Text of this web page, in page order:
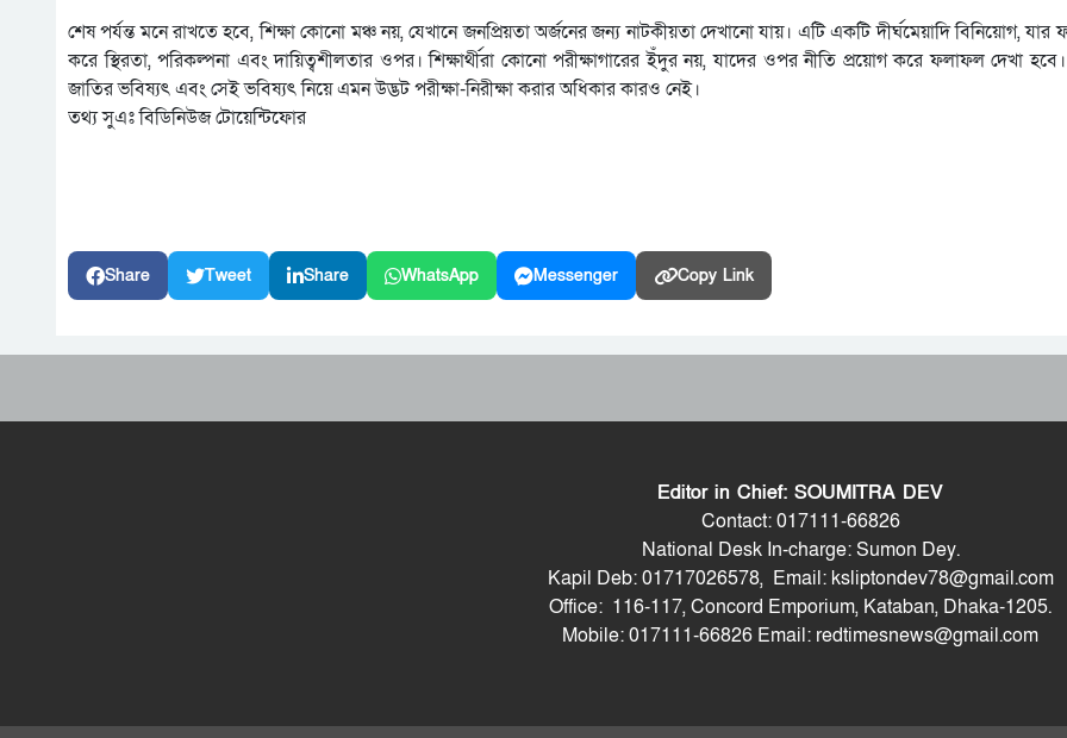
শেষ পর্যন্ত মনে রাখতে হবে, শিক্ষা কোনো মঞ্চ নয়, যেখানে জনপ্রিয়তা অর্জনের জন্য নাটকীয়তা দেখানো যায়। এটি একটি দীর্ঘমেয়াদি বিনিয়োগ, যার
করে স্থিরতা, পরিকল্পনা এবং দায়িত্বশীলতার ওপর। শিক্ষার্থীরা কোনো পরীক্ষাগারের ইঁদুর নয়, যাদের ওপর নীতি প্রয়োগ করে ফলাফল দেখা
জাতির ভবিষ্যৎ এবং সেই ভবিষ্যৎ নিয়ে এমন উদ্ভট পরীক্ষা-নিরীক্ষা করার অধিকার কারও নেই।
তথ্য সুএঃ বিডিনিউজ টোয়েন্টিফোর
Share Tweet Share WhatsApp Messenger Copy Link
Editor in Chief: SOUMITRA DEV
Contact: 017111-66826
National Desk In-charge: Sumon Dey.
Kapil Deb: 01717026578, Email: ksliptondev78@gmail.com
Office: 116-117, Concord Emporium, Kataban, Dhaka-1205.
Mobile: 017111-66826 Email: redtimesnews@gmail.com